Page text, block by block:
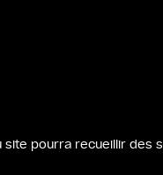
pourra recueillir des